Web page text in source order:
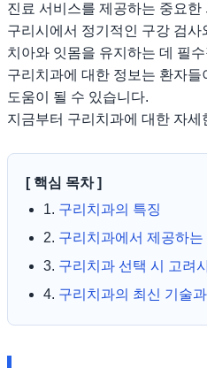
진료 서비스를 제공하는 중요한
구리시에서 정기적인 구강 검
치아와 잇몸을 유지하는 데 필
구리치과에 대한 정보는 환자들
도움이 될 수 있습니다.
지금부터 구리치과에 대한 자
[ 핵심 목차 ]
1. 구리치과의 특징
2. 구리치과에서 제공하는
3. 구리치과 선택 시 고려
4. 구리치과의 최신 기술과